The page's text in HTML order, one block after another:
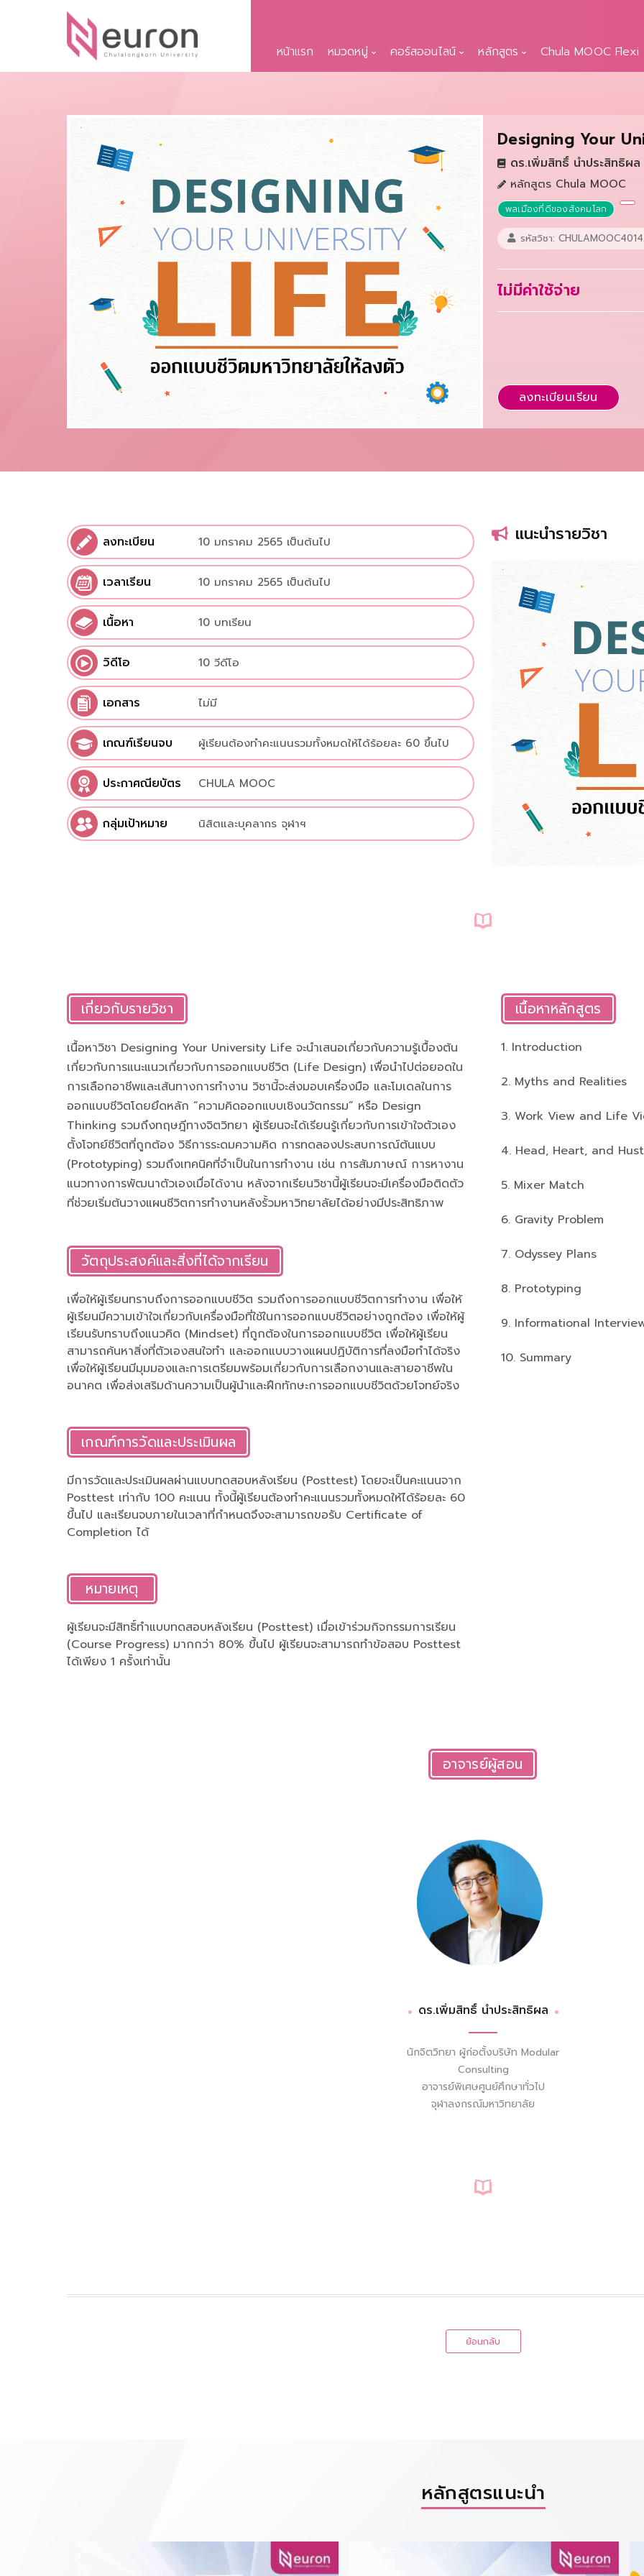
หน้าแรก หมวดหมู่ คอร์สออนไลน์ หลักสูตร Chula MOOC Flexi
Designing Your
ดร.เพิ่มสิทธิ์ นำประสิทธิผล
หลักสูตร Chula MOOC
พลเมืองที่ดีของสังคมโลก
รหัสวิชา:
ไม่มีค่าใช้จ่าย
ลงทะเบียนเรียน
ลงทะเบียน 10 มกราคม 2565 เป็นต้นไป
เวลาเรียน 10 มกราคม 2565 เป็นต้นไป
เนื้อหา 10 บทเรียน
วิดีโอ 10 วีดีโอ
เอกสาร ไม่มี
เกณฑ์เรียนจบ ผู้เรียนต้องทำคะแนนรวมทั้งหมดให้ได้ร้อยละ 60 ขึ้นไป
ประกาศณียบัตร CHULA MOOC
กลุ่มเป้าหมาย นิสิตและบุคลากร จุฬาฯ
แนะนำรายวิชา
เกี่ยวกับรายวิชา
เนื้อหาวิชา Designing Your University Life จะนำเสนอเกี่ยวกับความรู้เบื้องต้น
เกี่ยวกับการแนะแนวเกี่ยวกับการออกแบบชีวิต (Life Design) เพื่อนำไปต่อยอดใน
การเลือกอาชีพและเส้นทางการทำงาน วิชานี้จะส่งมอบเครื่องมือ และโมเดลในการ
ออกแบบชีวิตโดยยึดหลัก “ความคิดออกแบบเชิงนวัตกรรม” หรือ Design
Thinking รวมถึงทฤษฎีทางจิตวิทยา ผู้เรียนจะได้เรียนรู้เกี่ยวกับการเข้าใจตัวเอง
ตั้งโจทย์ชีวิตที่ถูกต้อง วิธีการระดมความคิด การทดลองประสบการณ์ต้นแบบ
(Prototyping) รวมถึงเทคนิคที่จำเป็นในการทำงาน เช่น การสัมภาษณ์ การหางาน
แนวทางการพัฒนาตัวเองเมื่อได้งาน หลังจากเรียนวิชานี้ผู้เรียนจะมีเครื่องมือติดตัว
ที่ช่วยเริ่มต้นวางแผนชีวิตการทำงานหลังรั้วมหาวิทยาลัยได้อย่างมีประสิทธิภาพ
วัตถุประสงค์และสิ่งที่ได้จากเรียน
เพื่อให้ผู้เรียนทราบถึงการออกแบบชีวิต รวมถึงการออกแบบชีวิตการทำงาน เพื่อให้
ผู้เรียนมีความเข้าใจเกี่ยวกับเครื่องมือที่ใช้ในการออกแบบชีวิตอย่างถูกต้อง เพื่อให้ผู้
เรียนรับทราบถึงแนวคิด (Mindset) ที่ถูกต้องในการออกแบบชีวิต เพื่อให้ผู้เรียน
สามารถค้นหาสิ่งที่ตัวเองสนใจทำ และออกแบบวางแผนปฏิบัติการที่ลงมือทำได้จริง
เพื่อให้ผู้เรียนมีมุมมองและการเตรียมพร้อมเกี่ยวกับการเลือกงานและสายอาชีพใน
อนาคต เพื่อส่งเสริมด้านความเป็นผู้นำและฝึกทักษะการออกแบบชีวิตด้วยโจทย์จริง
เกณฑ์การวัดและประเมินผล
มีการวัดและประเมินผลผ่านแบบทดสอบหลังเรียน (Posttest) โดยจะเป็นคะแนนจาก
Posttest เท่ากับ 100 คะแนน ทั้งนี้ผู้เรียนต้องทำคะแนนรวมทั้งหมดให้ได้ร้อยละ 60
ขึ้นไป และเรียนจบภายในเวลาที่กำหนดจึงจะสามารถขอรับ Certificate of
Completion ได้
หมายเหตุ
ผู้เรียนจะมีสิทธิ์ทำแบบทดสอบหลังเรียน (Posttest) เมื่อเข้าร่วมกิจกรรมการเรียน
(Course Progress) มากกว่า 80% ขึ้นไป ผู้เรียนจะสามารถทำข้อสอบ Posttest
ได้เพียง 1 ครั้งเท่านั้น
เนื้อหาหลักสูตร
1. Introduction
2. Myths and Realities
3. Work View and Life
4. Head, Heart, and
5. Mixer Match
6. Gravity Problem
7. Odyssey Plans
8. Prototyping
9. Informational
10. Summary
อาจารย์ผู้สอน
ดร.เพิ่มสิทธิ์ นำประสิทธิผล
นักจิตวิทยา ผู้ก่อตั้งบริษัท Modular
Consulting
อาจารย์พิเศษศูนย์ศึกษาทั่วไป
จุฬาลงกรณ์มหาวิทยาลัย
ย้อนกลับ
หลักสูตรแนะนำ